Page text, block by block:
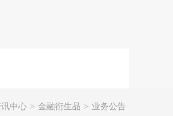
讯中心 > 金融衍生品 > 业务公告